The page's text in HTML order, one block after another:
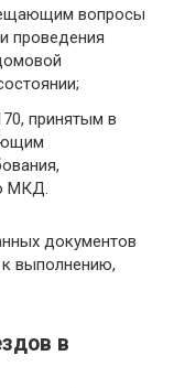
вопросы
проведения
принятым в
МКД.
документов
выполнению,
в